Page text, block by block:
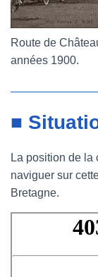
Route de
années 1900.
■
La position de la
naviguer sur
Bretagne.